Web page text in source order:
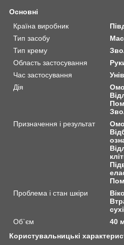
Основні
Країна виробник
Тип засобу
Тип крему
Область застосування
Час застосування
Дія
Призначення і результат
Проблема і стан шкіри
Об`єм
40
Користувальницькі